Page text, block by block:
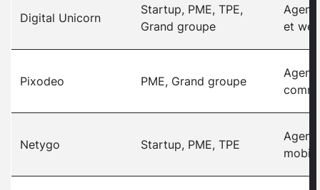
Digital Unicorn
Startup, PME, TPE,
Grand groupe
et
Pixodeo PME, Grand groupe
Netygo Startup, PME, TPE
mobile